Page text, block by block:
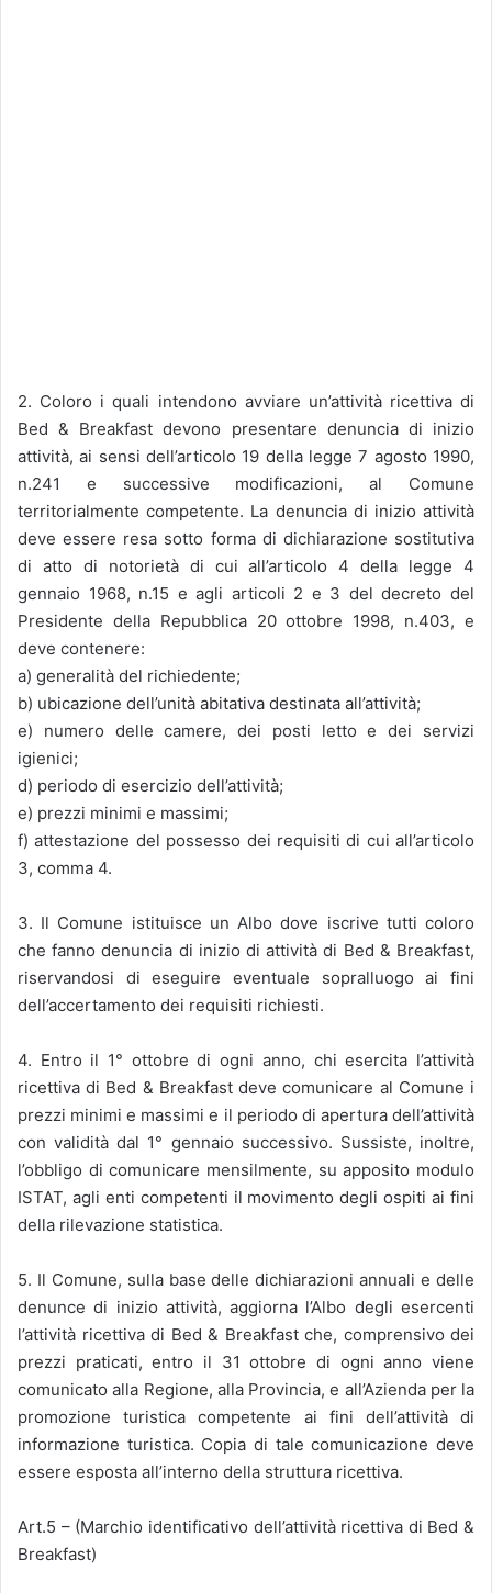
2. Coloro i quali intendono avviare un’attività ricettiva di
Bed & Breakfast devono presentare denuncia di inizio
attività, ai sensi dell’articolo 19 della legge 7 agosto 1990,
n.241 e successive modificazioni, al Comune
territorialmente competente. La denuncia di inizio attività
deve essere resa sotto forma di dichiarazione sostitutiva
di atto di notorietà di cui all’articolo 4 della legge 4
gennaio 1968, n.15 e agli articoli 2 e 3 del decreto del
Presidente della Repubblica 20 ottobre 1998, n.403, e
deve contenere:
a) generalità del richiedente;
b) ubicazione dell’unità abitativa destinata all’attività;
e) numero delle camere, dei posti letto e dei servizi
igienici;
d) periodo di esercizio dell’attività;
e) prezzi minimi e massimi;
f) attestazione del possesso dei requisiti di cui all’articolo
3, comma 4.
3. Il Comune istituisce un Albo dove iscrive tutti coloro
che fanno denuncia di inizio di attività di Bed & Breakfast,
riservandosi di eseguire eventuale sopralluogo ai fini
dell’accertamento dei requisiti richiesti.
4. Entro il 1° ottobre di ogni anno, chi esercita l’attività
ricettiva di Bed & Breakfast deve comunicare al Comune i
prezzi minimi e massimi e il periodo di apertura dell’attività
con validità dal 1° gennaio successivo. Sussiste, inoltre,
l’obbligo di comunicare mensilmente, su apposito modulo
ISTAT, agli enti competenti il movimento degli ospiti ai fini
della rilevazione statistica.
5. Il Comune, sulla base delle dichiarazioni annuali e delle
denunce di inizio attività, aggiorna l’Albo degli esercenti
l’attività ricettiva di Bed & Breakfast che, comprensivo dei
prezzi praticati, entro il 31 ottobre di ogni anno viene
comunicato alla Regione, alla Provincia, e all’Azienda per la
promozione turistica competente ai fini dell’attività di
informazione turistica. Copia di tale comunicazione deve
essere esposta all’interno della struttura ricettiva.
Art.5 – (Marchio identificativo dell’attività ricettiva di Bed &
Breakfast)